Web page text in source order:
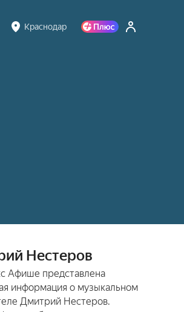
Краснодар
Нестеров
Афише представлена
информация о музыкальном
Дмитрий Нестеров.